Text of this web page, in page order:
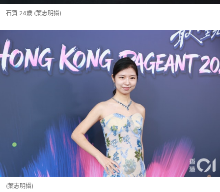
石賀 24歲 (葉志明攝)
(葉志明攝)